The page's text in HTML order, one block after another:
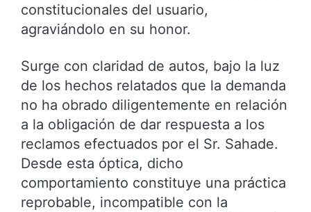
constitucionales del usuario,
agraviándolo en su honor.
Surge con claridad de autos, bajo la luz
de los hechos relatados que la demanda
no ha obrado diligentemente en relación
a la obligación de dar respuesta a los
reclamos efectuados por el Sr. Sahade.
Desde esta óptica, dicho
comportamiento constituye una práctica
reprobable, incompatible con la